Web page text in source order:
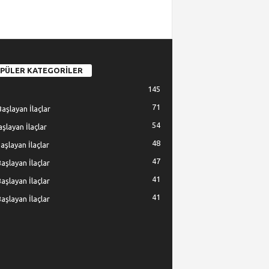
KATEGORİLER
145
İlaçlar 71
İlaçlar 54
İlaçlar 48
İlaçlar 47
İlaçlar 41
İlaçlar 41